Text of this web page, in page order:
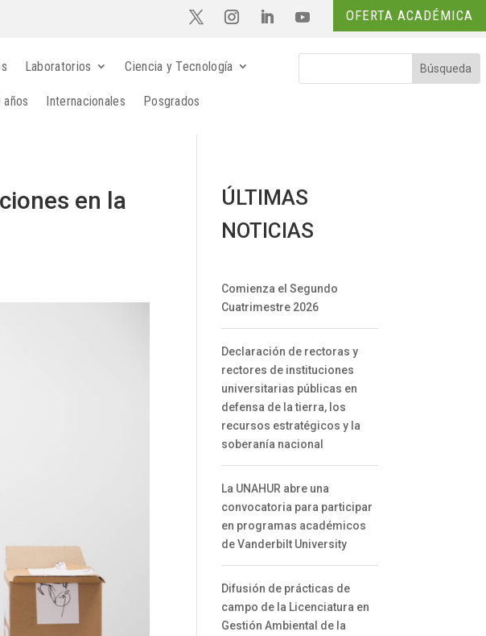
OFERTA ACADÉMICA
Laboratorios Ciencia y Tecnología
años Internacionales Posgrados
en la
ÚLTIMAS
NOTICIAS
Comienza el Segundo
Cuatrimestre 2026
Declaración de rectoras y
rectores de instituciones
universitarias públicas en
defensa de la tierra, los
recursos estratégicos y la
soberanía nacional
La UNAHUR abre una
convocatoria para participar
en programas académicos
de Vanderbilt University
Difusión de prácticas de
campo de la Licenciatura en
Gestión Ambiental de la